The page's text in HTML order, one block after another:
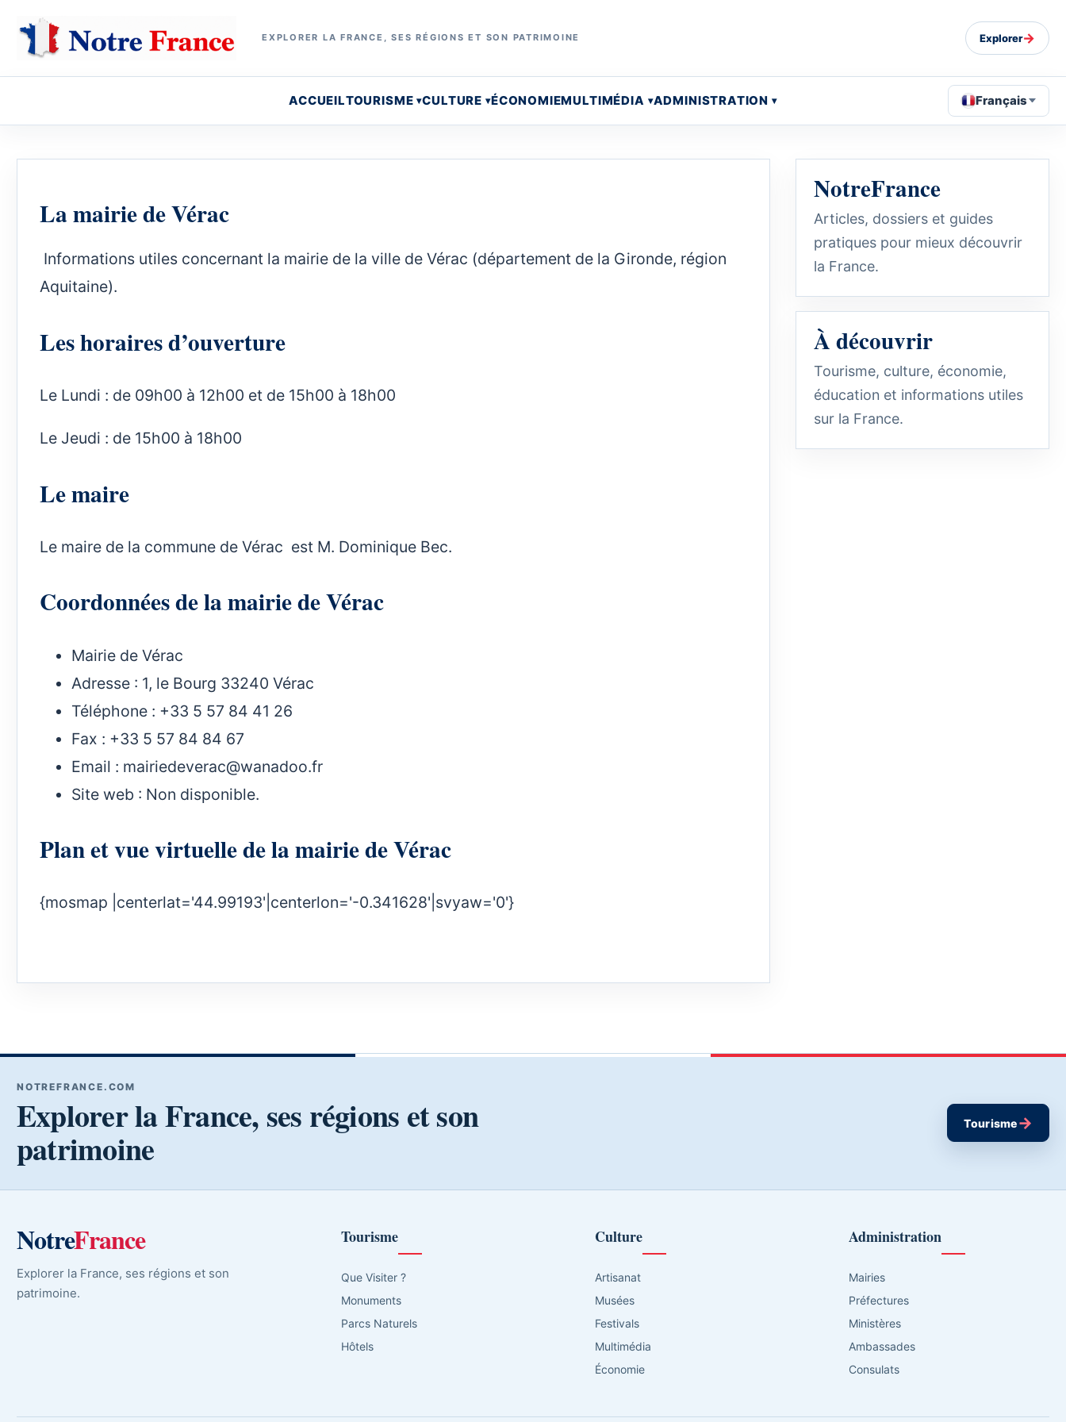
EXPLORER LA FRANCE, SES RÉGIONS ET SON PATRIMOINE Explorer→
ACCUEILTOURISME CULTURE ÉCONOMIEMULTIMÉDIA ADMINISTRATION Français
La mairie de Vérac
Informations utiles concernant la mairie de la ville de Vérac (département de la Gironde, région
Aquitaine).
Les horaires d’ouverture
Le Lundi : de 09h00 à 12h00 et de 15h00 à 18h00
Le Jeudi : de 15h00 à 18h00
Le maire
Le maire de la commune de Vérac est M. Dominique Bec.
Coordonnées de la mairie de Vérac
Mairie de Vérac
Adresse : 1, le Bourg 33240 Vérac
Téléphone : +33 5 57 84 41 26
Fax : +33 5 57 84 84 67
Email : mairiedeverac@wanadoo.fr
Site web : Non disponible.
Plan et vue virtuelle de la mairie de Vérac
{mosmap |centerlat='44.99193'|centerlon='-0.341628'|svyaw='0'}
NotreFrance
Articles, dossiers et guides
pratiques pour mieux découvrir
la France.
À découvrir
Tourisme, culture, économie,
éducation et informations utiles
sur la France.
NOTREFRANCE.COM
Explorer la France, ses régions et son
patrimoine
Tourisme→
NotreFrance
Explorer la France, ses régions et son
patrimoine.
Tourisme
Que Visiter ?
Monuments
Parcs Naturels
Hôtels
Culture
Artisanat
Musées
Festivals
Multimédia
Économie
Administration
Mairies
Préfectures
Ministères
Ambassades
Consulats